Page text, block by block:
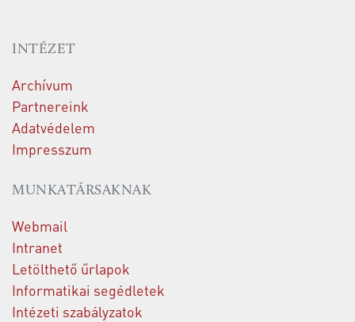
INTÉZET
Archívum
Partnereink
Adatvédelem
Impresszum
MUNKATÁRSAKNAK
Webmail
Intranet
Letölthető űrlapok
Informatikai segédletek
Intézeti szabályzatok